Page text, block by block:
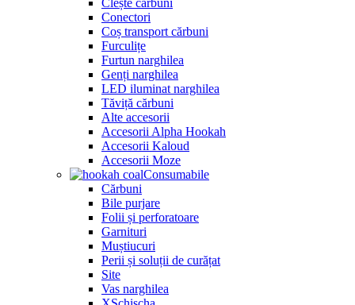
Conectori
Coș transport cărbuni
Furculițe
Furtun narghilea
Genți narghilea
LED iluminat narghilea
Tăviță cărbuni
Alte accesorii
Accesorii Alpha Hookah
Accesorii Kaloud
Accesorii Moze
Consumabile
Cărbuni
Bile purjare
Folii și perforatoare
Garnituri
Muștiucuri
Perii și soluții de curățat
Site
Vas narghilea